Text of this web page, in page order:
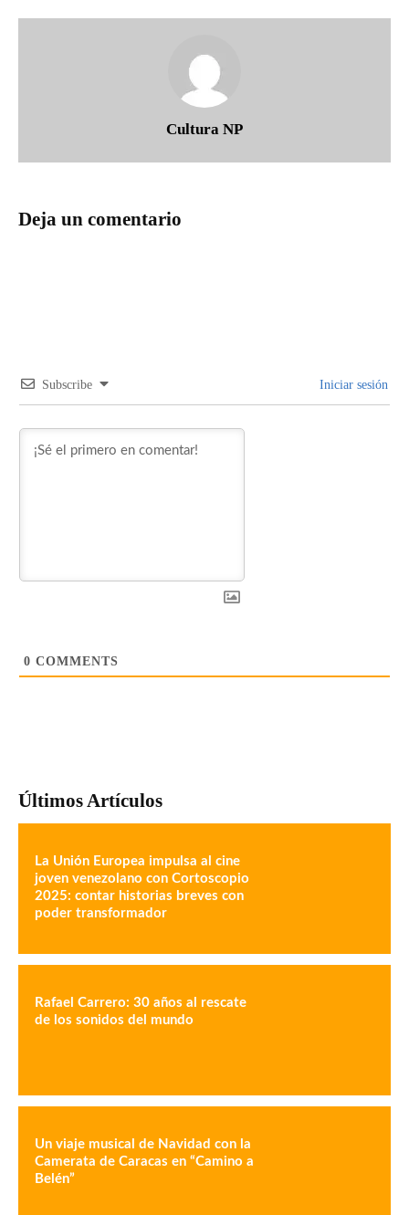
Cultura NP
Deja un comentario
Subscribe Iniciar sesión
0 COMMENTS
Últimos Artículos
La Unión Europea impulsa al cine
joven venezolano con Cortoscopio
2025: contar historias breves con
poder transformador
Rafael Carrero: 30 años al rescate
de los sonidos del mundo
Un viaje musical de Navidad con la
Camerata de Caracas en “Camino a
Belén”